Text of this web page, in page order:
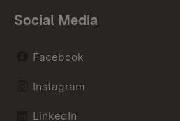
Social Media
Facebook
Instagram
LinkedIn